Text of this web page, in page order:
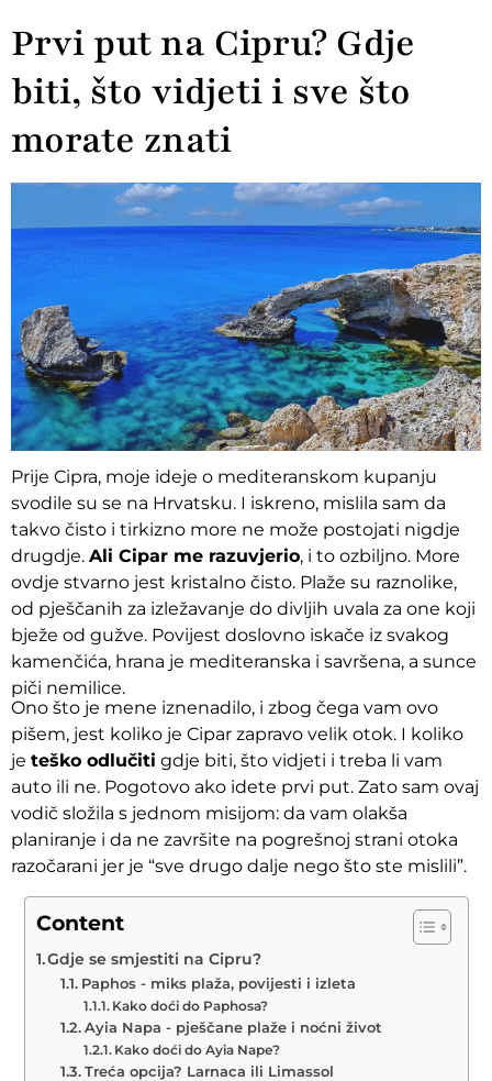
Prvi put na Cipru? Gdje
biti, što vidjeti i sve što
morate znati
Prije Cipra, moje ideje o mediteranskom kupanju
svodile su se na Hrvatsku. I iskreno, mislila sam da
takvo čisto i tirkizno more ne može postojati nigdje
drugdje. Ali Cipar me razuvjerio, i to ozbiljno. More
ovdje stvarno jest kristalno čisto. Plaže su raznolike,
od pješčanih za izležavanje do divljih uvala za one koji
bježe od gužve. Povijest doslovno iskače iz svakog
kamenčića, hrana je mediteranska i savršena, a sunce
piči nemilice.
Ono što je mene iznenadilo, i zbog čega vam ovo
pišem, jest koliko je Cipar zapravo velik otok. I koliko
je teško odlučiti gdje biti, što vidjeti i treba li vam
auto ili ne. Pogotovo ako idete prvi put. Zato sam ovaj
vodič složila s jednom misijom: da vam olakša
planiranje i da ne završite na pogrešnoj strani otoka
razočarani jer je “sve drugo dalje nego što ste mislili”.
Content
Gdje se smjestiti na Cipru?
Paphos - miks plaža, povijesti i izleta
Kako doći do Paphosa?
Ayia Napa - pješčane plaže i noćni život
Kako doći do Ayia Nape?
Treća opcija? Larnaca ili Limassol